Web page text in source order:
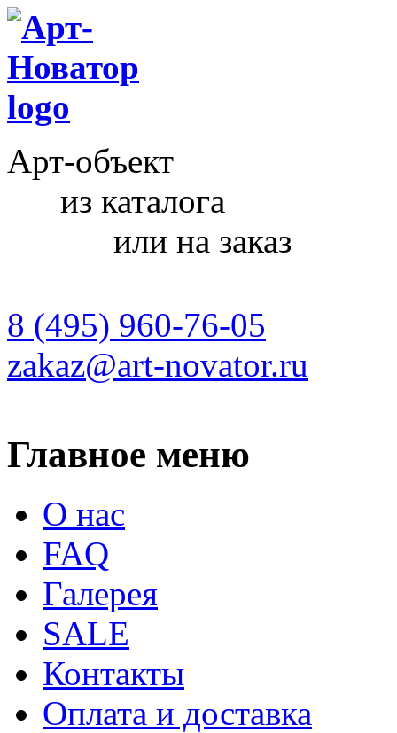
Арт-объект
из каталога
или на заказ
8 (495) 960-76-05
zakaz@art-novator.ru
Главное меню
О нас
FAQ
Галерея
SALE
Контакты
Оплата и доставка